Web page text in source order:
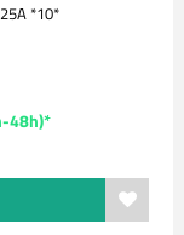
*10*
48h)*